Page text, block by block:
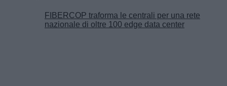
FIBERCOP traforma le centrali per una rete
nazionale di oltre 100 edge data center